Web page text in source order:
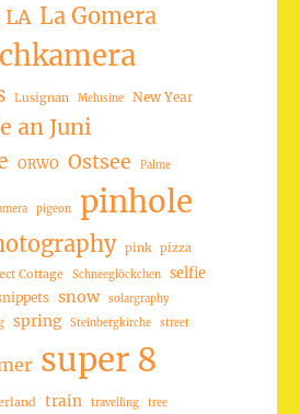
LA La Gomera
Lusignan Melusine New Year
an Juni
ORWO Ostsee Palme
pigeon pinhole
pink pizza
Cottage Schneeglöckchen selfie
snow
solargraphy
spring Steinbergkirche street
super 8
train travelling tree